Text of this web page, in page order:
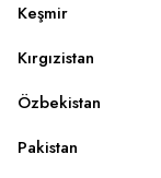
Keşmir
Kırgızistan
Özbekistan
Pakistan